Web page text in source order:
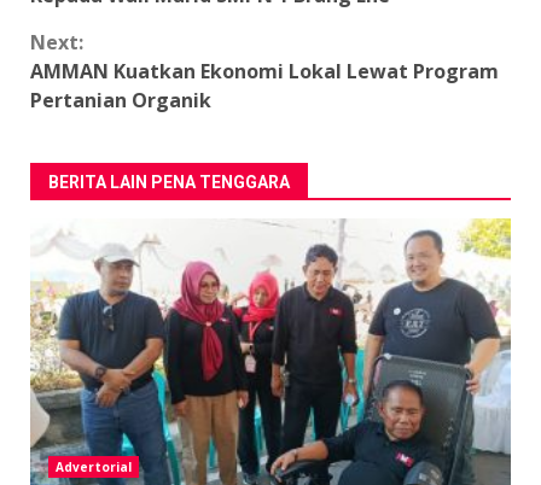
Next:
AMMAN Kuatkan Ekonomi Lokal Lewat Program
Pertanian Organik
BERITA LAIN PENA TENGGARA
Advertorial